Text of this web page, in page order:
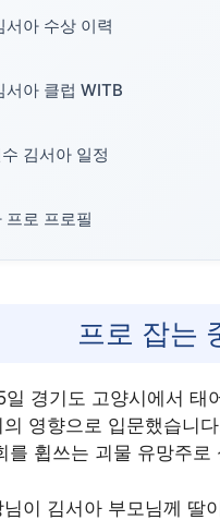
서아 수상 이력
서아 클럽 WITB
김서아 일정
프로 프로필
프로 잡는
일 경기도 고양시에서
영향으로 입문했습니
를 휩쓰는 괴물 유망주로
이 김서아 부모님께 딸